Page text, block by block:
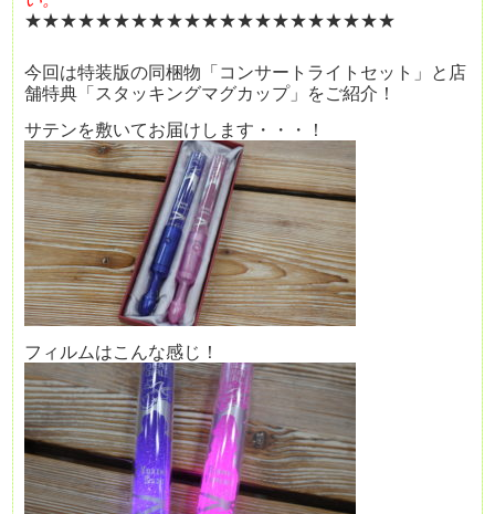
★★★★★★★★★★★★★★★★★★★★★
今回は特装版の同梱物「コンサートライトセット」と店
舗特典「スタッキングマグカップ」をご紹介！
サテンを敷いてお届けします・・・！
フィルムはこんな感じ！